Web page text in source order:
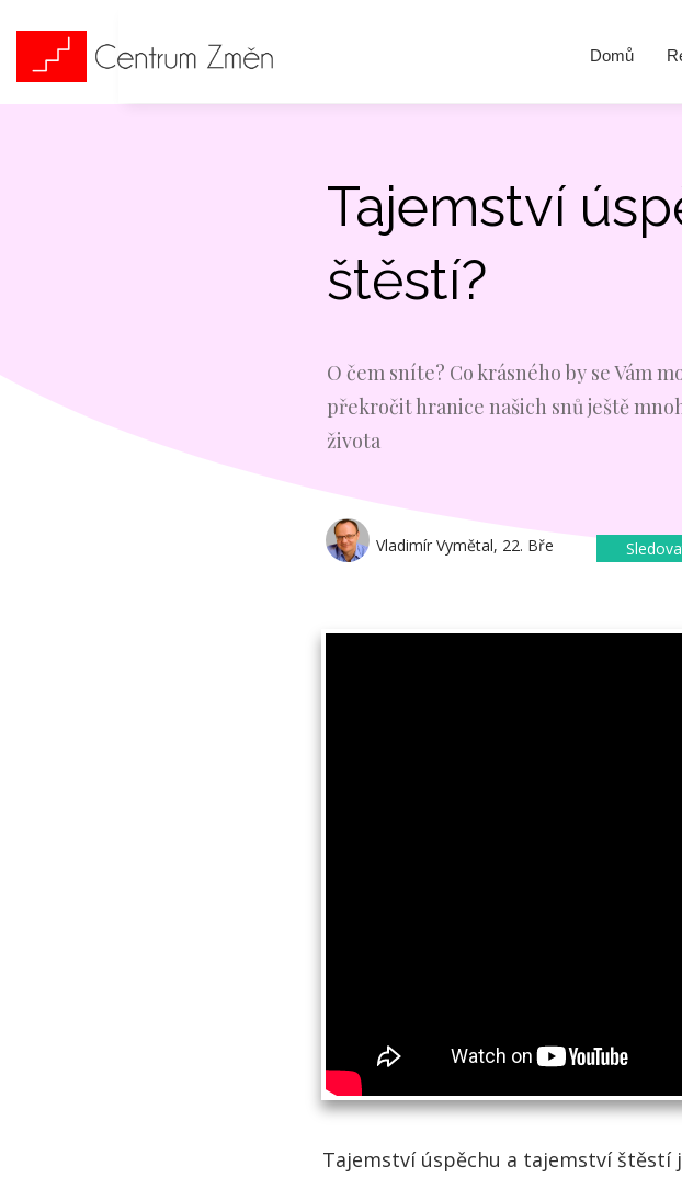
Domů
Tajemství
štěstí?
O čem sníte? Co krásného by se Vám
překročit hranice našich snů ještě
života
Vladimír Vymětal, 22. Bře
Tajemství úspěchu a tajemství štěstí